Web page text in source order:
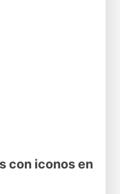
con iconos en